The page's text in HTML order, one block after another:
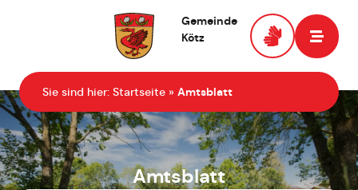
Gemeinde
Kötz
Sie sind hier: Startseite » Amtsblatt
Amtsblatt